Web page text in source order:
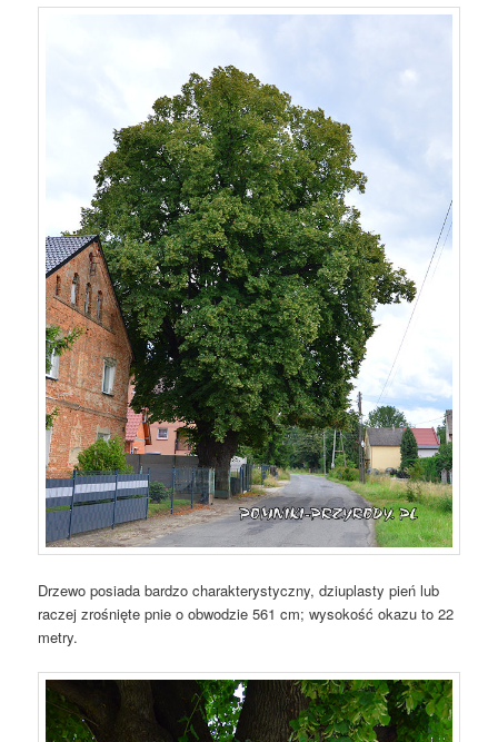
Drzewo posiada bardzo charakterystyczny, dziuplasty pień lub
raczej zrośnięte pnie o obwodzie 561 cm; wysokość okazu to 22
metry.